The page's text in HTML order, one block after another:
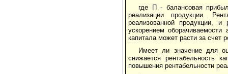
где П - балансовая
реализации продукции.
реализованной продукции,
ускорением оборачиваемости
капитала может расти за счет
Имеет ли значение для
снижается рентабельность
повышения рентабельности